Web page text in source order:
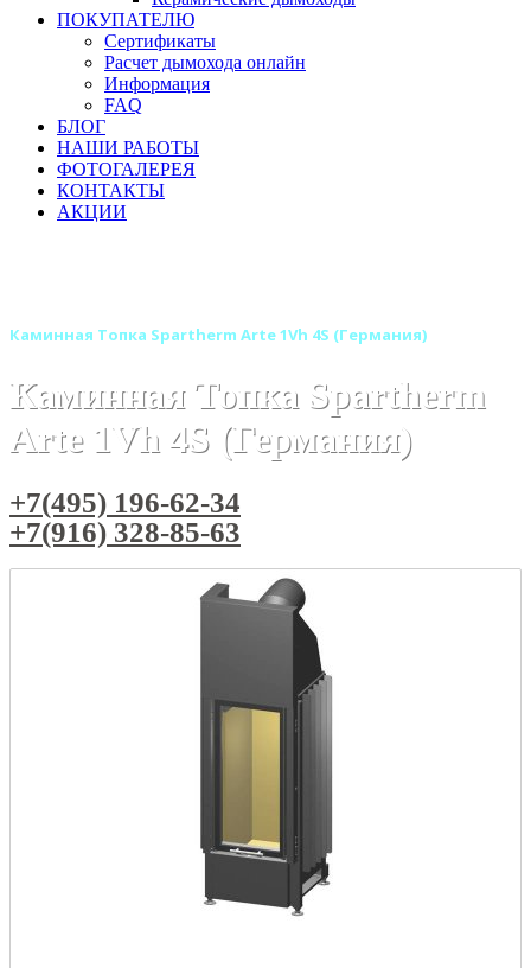
ПОКУПАТЕЛЮ
Сертификаты
Расчет дымохода онлайн
Информация
FAQ
БЛОГ
НАШИ РАБОТЫ
ФОТОГАЛЕРЕЯ
КОНТАКТЫ
АКЦИИ
Каминная Топка Spartherm Arte 1Vh 4S (Германия)
Каминная Топка Spartherm
Arte 1Vh 4S (Германия)
+7(495) 196-62-34
+7(916) 328-85-63